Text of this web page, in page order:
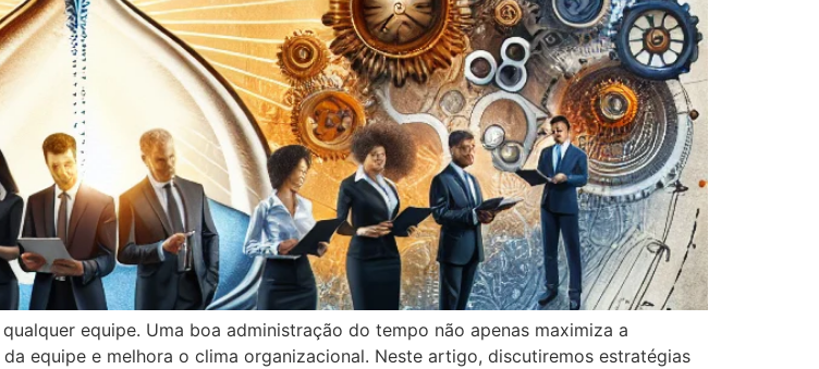
equipe. Uma boa administração do tempo não apenas maximiza a
equipe e melhora o clima organizacional. Neste artigo, discutiremos estratégias